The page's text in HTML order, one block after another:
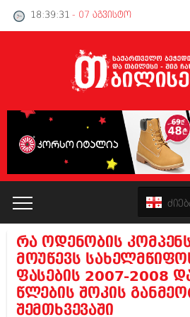
18:39:32 - 07 აგვისტო
კატალოგი
პოლიტიკა
ინტერვიუები
რა ოდენობის
მოუწევს
ფასების 2007-2008
წლების შოკის
შემთხვევაში